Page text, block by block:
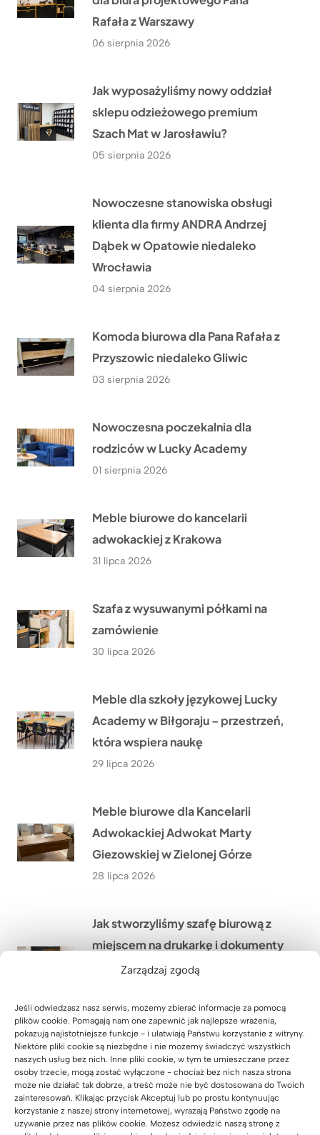
Zarządzaj zgodą
Jeśli odwiedzasz nasz serwis, możemy zbierać informacje za pomocą
plików cookie. Pomagają nam one zapewnić jak najlepsze wrażenia,
pokazują najistotniejsze funkcje - i ułatwiają Państwu korzystanie z witryny.
Niektóre pliki cookie są niezbędne i nie możemy świadczyć wszystkich
naszych usług bez nich. Inne pliki cookie, w tym te umieszczane przez
osoby trzecie, mogą zostać wyłączone - chociaż bez nich nasza strona
może nie działać tak dobrze, a treść może nie być dostosowana do Twoich
zainteresowań. Klikając przycisk Akceptuj lub po prostu kontynuując
korzystanie z naszej strony internetowej, wyrażają Państwo zgodę na
używanie przez nas plików cookie. Możesz odwiedzić naszą stronę z
Rafała z Warszawy
06 sierpnia 2026
Jak wyposażyliśmy nowy oddział
sklepu odzieżowego premium
Szach Mat w Jarosławiu?
05 sierpnia 2026
Nowoczesne stanowiska obsługi
klienta dla firmy ANDRA Andrzej
Dąbek w Opatowie niedaleko
Wrocławia
04 sierpnia 2026
Komoda biurowa dla Pana Rafała z
Przyszowic niedaleko Gliwic
03 sierpnia 2026
Nowoczesna poczekalnia dla
rodziców w Lucky Academy
01 sierpnia 2026
Meble biurowe do kancelarii
adwokackiej z Krakowa
31 lipca 2026
Szafa z wysuwanymi półkami na
zamówienie
30 lipca 2026
Meble dla szkoły językowej Lucky
Academy w Biłgoraju – przestrzeń,
która wspiera naukę
29 lipca 2026
Meble biurowe dla Kancelarii
Adwokackiej Adwokat Marty
Giezowskiej w Zielonej Górze
28 lipca 2026
Jak stworzyliśmy szafę biurową z
miejscem na drukarkę i dokumenty
dla biura nieruchomości w
27 lipca 2026
Lada recepcyjna z podświetleniem
LED dla firmy HÖLSCHER z
Niemiec
24 lipca 2026